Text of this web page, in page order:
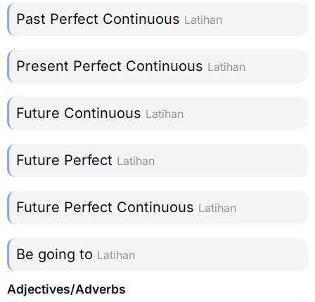
Past Perfect Continuous Latihan
Present Perfect Continuous Latihan
Future Continuous Latihan
Future Perfect Latihan
Future Perfect Continuous Latihan
Be going to Latihan
Adjectives/Adverbs